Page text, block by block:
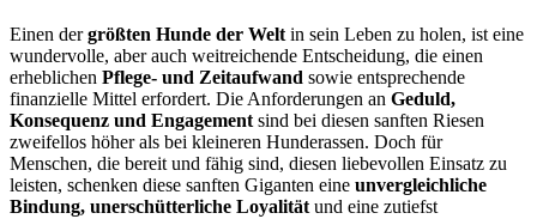
Einen dergrößten Hunde der Welt in sein Leben zu holen, ist eine
wundervolle, aber auch weitreichende Entscheidung, die einen
erheblichen Pflege- und Zeitaufwand sowie entsprechende
finanzielle Mittel erfordert. Die Anforderungen an Geduld,
Konsequenz und Engagement sind bei diesen sanften Riesen
zweifellos höher als bei kleineren Hunderassen. Doch für
Menschen, die bereit und fähig sind, diesen liebevollen Einsatz zu
leisten, schenken diese sanften Giganten eine unvergleichliche
Bindung, unerschütterliche Loyalität und eine zutiefst